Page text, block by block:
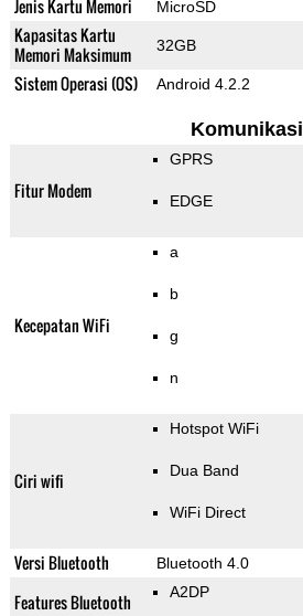
Jenis Kartu Memori MicroSD
Kapasitas Kartu
Memori Maksimum
32GB
Sistem Operasi (OS) Android 4.2.2
Komunikasi
Fitur Modem
GPRS
EDGE
Kecepatan WiFi
a
b
g
n
Ciri wifi
Hotspot WiFi
Dua Band
WiFi Direct
Versi Bluetooth Bluetooth 4.0
Features Bluetooth A2DP